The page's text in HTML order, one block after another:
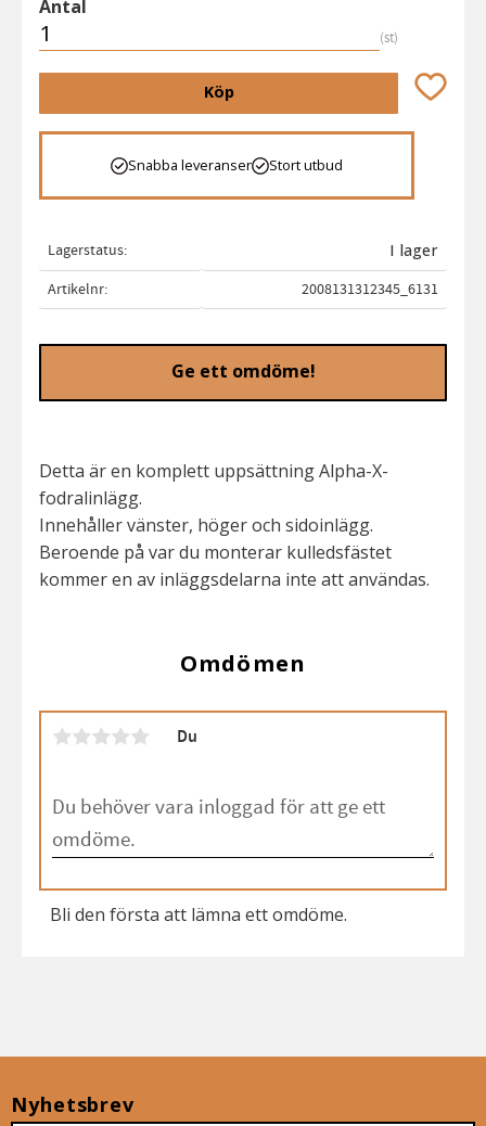
Antal
st
Köp Lägg till
Snabba leveranser Stort utbud
Lagerstatus
I lager
Artikelnr
2008131312345_6131
Ge ett omdöme!
Detta är en komplett uppsättning Alpha-X-
fodralinlägg.
Innehåller vänster, höger och sidoinlägg.
Beroende på var du monterar kulledsfästet
kommer en av inläggsdelarna inte att användas.
Omdömen
Du
Bli den första att lämna ett omdöme.
Nyhetsbrev